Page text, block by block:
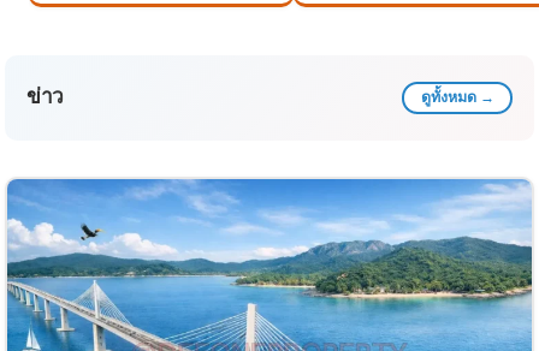
ข่าว ดูทั้งหมด →